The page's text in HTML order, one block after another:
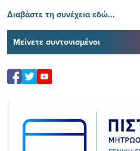
Διαβάστε τη συνέχεια εδώ...
Μείνετε συντονισμένοι